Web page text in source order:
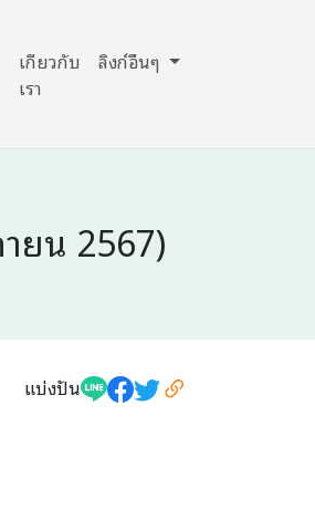
เกี่ยวกับ
เรา
ลิงก์อื่นๆ
ยน 2567)
แบ่งปัน